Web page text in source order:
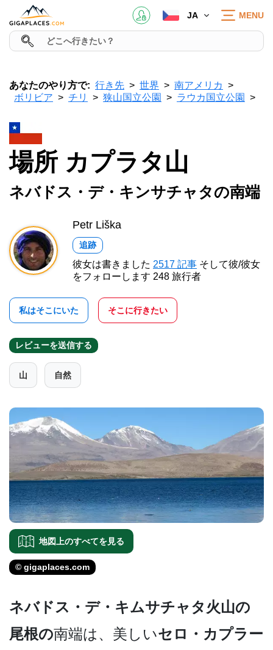
JA MENU
あなたのやり方で: 行き先 世界
南アメリカ
ボリビア
チリ 狭山国立公園 ラウカ国立公園
場所 カプラタ山
ネバドス・デ・キンサチャタの南端
Petr Liška
追跡
彼女は書きました 2517 記事 そして彼/彼女
をフォローします 248 旅行者
私はそこにいた そこに行きたい
レビューを送信する
山 自然
地図上のすべてを見る
© gigaplaces.com
ネバドス・デ・キムサチャタ­火山の
尾根の南端は、美しいセロ・カプラー